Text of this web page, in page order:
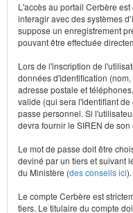
L'accès au portail Cerbère
interagir avec des systèmes
suppose un enregistrement
pouvant être effectuée
Lors de l'inscription de
données d'identification
adresse postale et
valide (qui sera l'identifiant
passe personnel. Si
devra fournir le SIREN de son
Le mot de passe doit être
deviné par un tiers et suivant
du Ministère (des conseils ici).
Le compte Cerbère est
tiers. Le titulaire du compte